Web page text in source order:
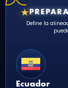
★
Define la
Ecuador